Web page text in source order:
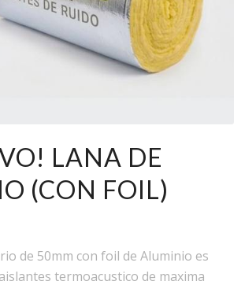
LANA DE
(CON FOIL)
de 50mm con foil de Aluminio es
termoacustico de maxima